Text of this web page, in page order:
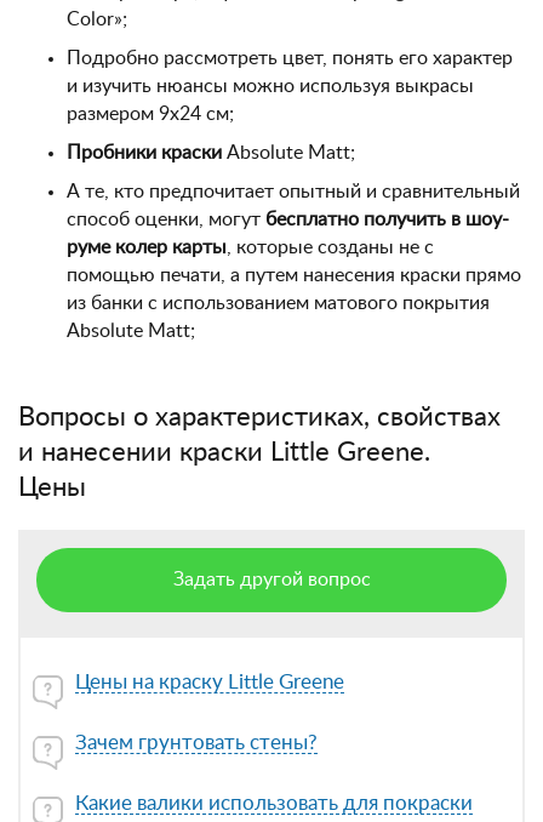
Color»;
Подробно рассмотреть цвет, понять его характер
и изучить нюансы можно используя выкрасы
размером 9х24 см;
Пробники краски Absolute Matt;
А те, кто предпочитает опытный и сравнительный
способ оценки, могут бесплатно получить в шоу-
руме колер карты , которые созданы не с
помощью печати, а путем нанесения краски прямо
из банки с использованием матового покрытия
Absolute Matt;
Вопросы о характеристиках, свойствах
и нанесении краски Little Greene.
Цены
Задать другой вопрос
Цены на краску Little Greene
Зачем грунтовать стены?
Какие валики использовать для покраски